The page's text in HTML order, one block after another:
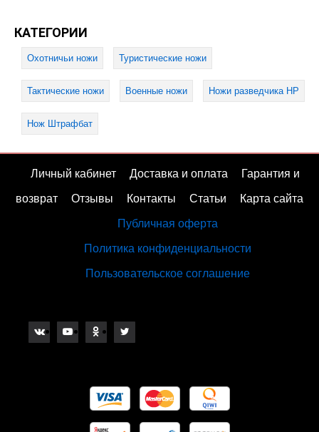
КАТЕГОРИИ
Охотничьи ножи Туристические ножи
Тактические ножи Военные ножи Ножи разведчика НР
Нож Штрафбат
Личный кабинет Доставка и оплата Гарантия и
возврат Отзывы Контакты Статьи Карта сайта
Публичная оферта
Политика конфиденциальности
Пользовательское соглашение